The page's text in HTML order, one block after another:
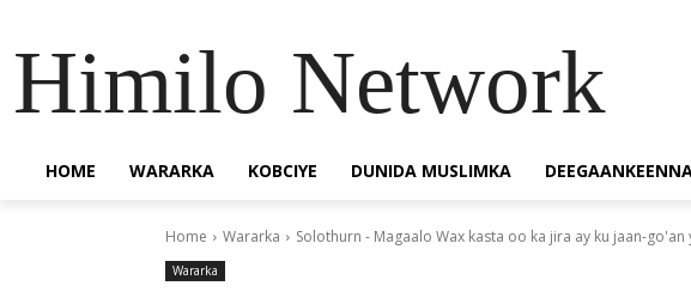
Himilo Network
HOME WARARKA KOBCIYE DUNIDA MUSLIMKA
Home Wararka Solothurn - Magaalo Wax kasta oo ka jira ay ku jaan-go'an
Wararka